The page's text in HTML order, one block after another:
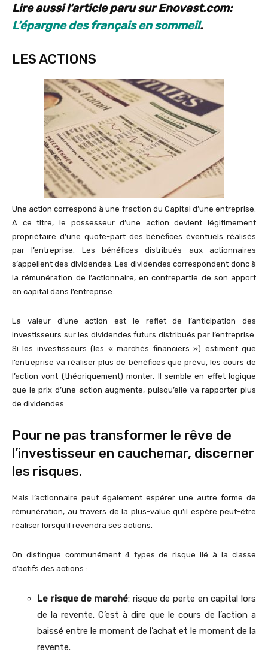
Lire aussi l’article paru sur Enovast.com:
L’épargne des français en sommeil.
LES ACTIONS
Une action correspond à une fraction du Capital d’une entreprise.
A ce titre, le possesseur d’une action devient légitimement
propriétaire d’une quote-part des bénéfices éventuels réalisés
par l’entreprise. Les bénéfices distribués aux actionnaires
s’appellent des dividendes. Les dividendes correspondent donc à
la rémunération de l’actionnaire, en contrepartie de son apport
en capital dans l’entreprise.
La valeur d’une action est le reflet de l’anticipation des
investisseurs sur les dividendes futurs distribués par l’entreprise.
Si les investisseurs (les « marchés financiers ») estiment que
l’entreprise va réaliser plus de bénéfices que prévu, les cours de
l’action vont (théoriquement) monter. Il semble en effet logique
que le prix d’une action augmente, puisqu’elle va rapporter plus
de dividendes.
Pour ne pas transformer le rêve de
l’investisseur en cauchemar, discerner
les risques.
Mais l’actionnaire peut également espérer une autre forme de
rémunération, au travers de la plus-value qu’il espère peut-être
réaliser lorsqu’il revendra ses actions.
On distingue communément 4 types de risque lié à la classe
d’actifs des actions :
Le risque de marché: risque de perte en capital lors
de la revente. C’est à dire que le cours de l’action a
baissé entre le moment de l’achat et le moment de la
revente.